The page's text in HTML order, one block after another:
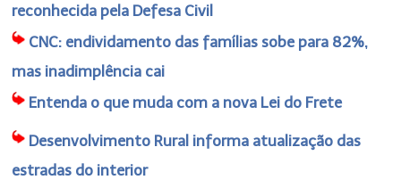
reconhecida pela Defesa Civil
CNC: endividamento das famílias sobe para 82%,
mas inadimplência cai
Entenda o que muda com a nova Lei do Frete
Desenvolvimento Rural informa atualização das
estradas do interior